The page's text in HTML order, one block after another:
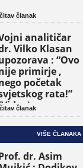
članak
analitičar
Vilko Klasan
: “Ovo
primirje ,
početak
rata!”
(Video)
članak
VIŠE ČLANAKA
dr. Asim